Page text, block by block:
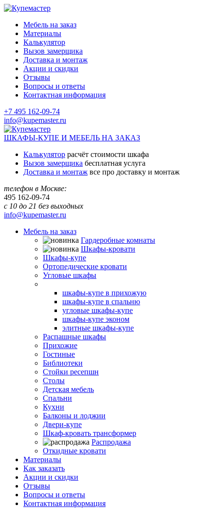
Мебель на заказ
Материалы
Калькулятор
Вызов замерщика
Доставка и монтаж
Акции и скидки
Отзывы
Вопросы и ответы
Контактная информация
+7 495 162-09-74
info@kupemaster.ru
ШКАФЫ-КУПЕ И МЕБЕЛЬ НА ЗАКАЗ
Калькулятор расчёт стоимости шкафа
Вызов замерщика бесплатная услуга
Доставка и монтаж все про доставку и монтаж
телефон в Москве:
495 162-09-74
с 10 до 21 без выходных
info@kupemaster.ru
Мебель на заказ
Гардеробные комнаты
Шкафы-кровати
Шкафы-купе
Ортопедические кровати
Угловые шкафы
шкафы-купе в прихожую
шкафы-купе в спальню
угловые шкафы-купе
шкафы-купе эконом
элитные шкафы-купе
Распашные шкафы
Прихожие
Гостиные
Библиотеки
Стойки ресепшн
Столы
Детская мебель
Спальни
Кухни
Балконы и лоджии
Двери-купе
Шкаф-кровать трансформер
Распродажа
Откидные кровати
Материалы
Как заказать
Акции и скидки
Отзывы
Вопросы и ответы
Контактная информация